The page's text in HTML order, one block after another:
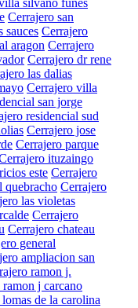
silvano funes
Cerrajero san
sauces Cerrajero
aragon Cerrajero
Cerrajero dr rene
las dalias
Cerrajero villa
san jorge
residencial sud
Cerrajero jose
Cerrajero parque
ituzaingo
este Cerrajero
quebracho Cerrajero
las violetas
Cerrajero
Cerrajero chateau
general
ampliacion san
ramon j.
j carcano
de la carolina